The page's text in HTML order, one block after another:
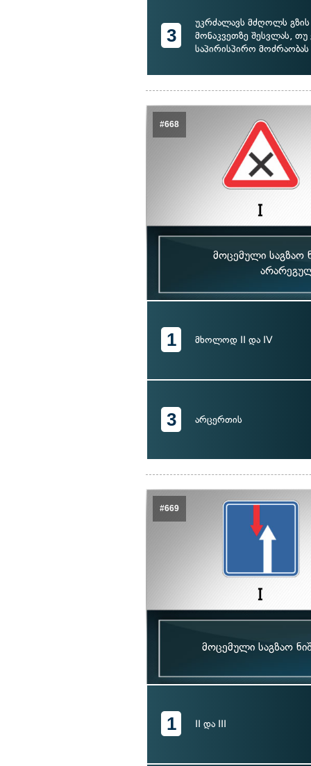
3
უკრძალავს მძღოლს
მონაკვეთზე შესვლას, თუ
საპირისპირო მოძრაობას
#668
მოცემული საგზაო
1 მხოლოდ II და IV
3 არცერთის
#669
მოცემული საგზაო
1 II და III